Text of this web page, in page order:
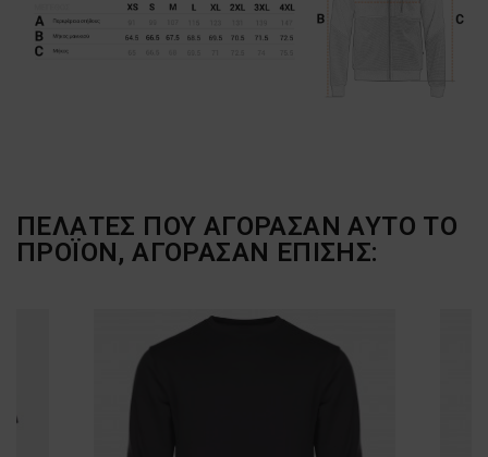
ΠΕΛΆΤΕΣ ΠΟΥ ΑΓΌΡΑΣΑΝ ΑΥΤΌ ΤΟ
ΠΡΟΪΌΝ, ΑΓΌΡΑΣΑΝ ΕΠΊΣΗΣ: